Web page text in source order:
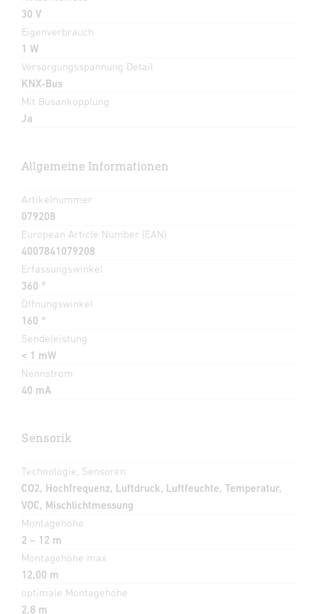
30 V
Eigenverbrauch
1 W
Versorgungsspannung Detail
KNX-Bus
Mit Busankopplung
Ja
Allgemeine Informationen
Artikelnummer
079208
European Article Number (EAN)
4007841079208
Erfassungswinkel
360 °
Öffnungswinkel
160 °
Sendeleistung
< 1 mW
Nennstrom
40 mA
Sensorik
Technologie, Sensoren
CO2, Hochfrequenz, Luftdruck, Luftfeuchte, Temperatur,
VOC, Mischlichtmessung
Montagehöhe
2 – 12 m
Montagehöhe max
12,00 m
optimale Montagehöhe
2,8 m